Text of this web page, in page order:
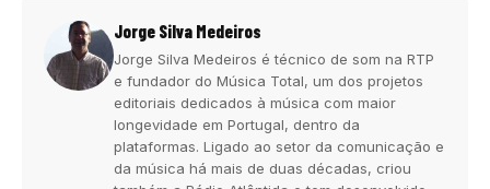
Jorge Silva Medeiros
Jorge Silva Medeiros é técnico de som na RTP
e fundador do Música Total, um dos projetos
editoriais dedicados à música com maior
longevidade em Portugal, dentro da
plataformas. Ligado ao setor da comunicação e
da música há mais de duas décadas, criou